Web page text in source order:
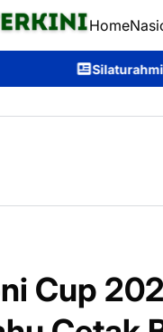
Home
Bersama Taruna
Cup